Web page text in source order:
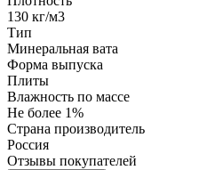
130 кг/м3
Тип
Минеральная вата
Форма выпуска
Плиты
Влажность по массе
Не более 1%
Страна производитель
Россия
Отзывы покупателей